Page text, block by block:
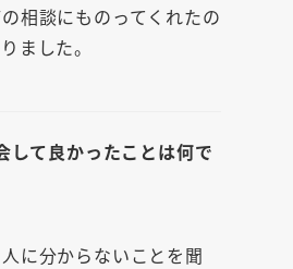
相談にものってくれたの
ました。
して良かったことは何で
に分からないことを聞